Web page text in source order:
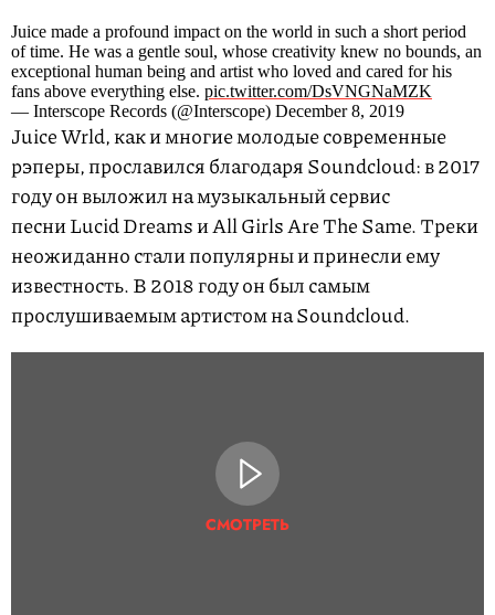
Juice made a profound impact on the world in such a short period
of time. He was a gentle soul, whose creativity knew no bounds, an
exceptional human being and artist who loved and cared for his
fans above everything else. pic.twitter.com/DsVNGNaMZK
— Interscope Records (@Interscope) December 8, 2019
Juice Wrld, как и многие молодые современные
рэперы, прославился благодаря Soundcloud: в 2017
году он выложил на музыкальный сервис
песни Lucid Dreams и All Girls Are The Same. Треки
неожиданно стали популярны и принесли ему
известность. В 2018 году он был самым
прослушиваемым артистом на Soundcloud.
СМОТРЕТЬ